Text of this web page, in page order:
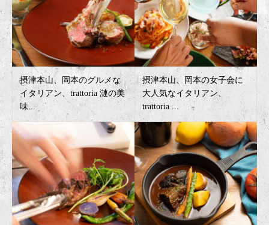
摂津本山、岡本のグルメな
イタリアン、trattoria 漣の美
味...
摂津本山、岡本の女子会に
大人気なイタリアン、
trattoria ...